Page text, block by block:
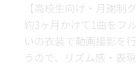
【高校生向け・月謝制ク
約3ヶ月かけて1曲をフ
いの衣装で動画撮影を
うので、リズム感・表